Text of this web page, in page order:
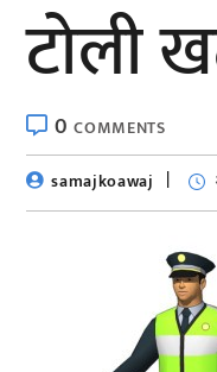
टोली
0COMMENTS
samajkoawaj